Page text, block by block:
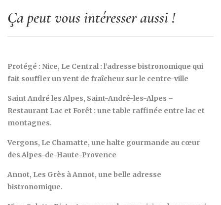
Ça peut vous intéresser aussi !
Protégé : Nice, Le Central : l’adresse bistronomique qui
fait souffler un vent de fraîcheur sur le centre-ville
Saint André les Alpes, Saint-André-les-Alpes –
Restaurant Lac et Forêt : une table raffinée entre lac et
montagnes.
Vergons, Le Chamatte, une halte gourmande au cœur
des Alpes-de-Haute-Provence
Annot, Les Grès à Annot, une belle adresse
bistronomique.